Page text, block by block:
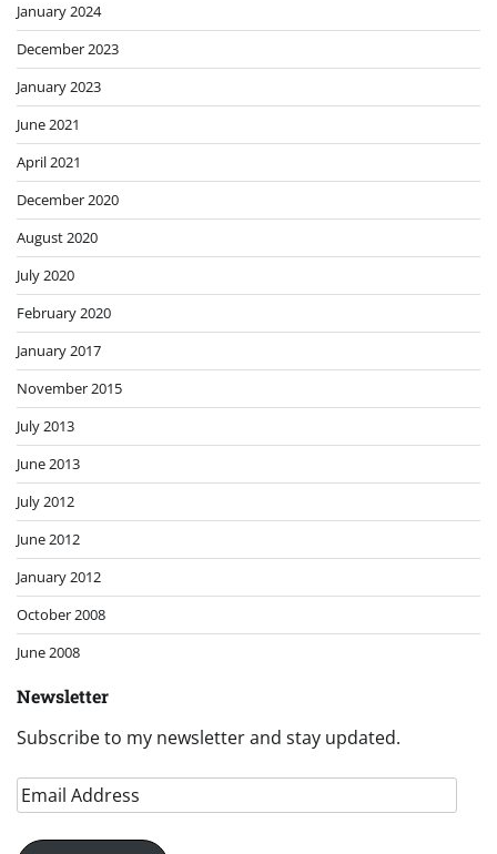
January 2024
December 2023
January 2023
June 2021
April 2021
December 2020
August 2020
July 2020
February 2020
January 2017
November 2015
July 2013
June 2013
July 2012
June 2012
January 2012
October 2008
June 2008
Newsletter
Subscribe to my newsletter and stay updated.
Email
Address